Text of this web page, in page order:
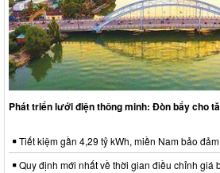
Phát triển lưới điện thông minh: Đòn bẩy cho
Tiết kiệm gần 4,29 tỷ kWh, miền Nam bảo
Quy định mới nhất về thời gian điều chỉnh giá